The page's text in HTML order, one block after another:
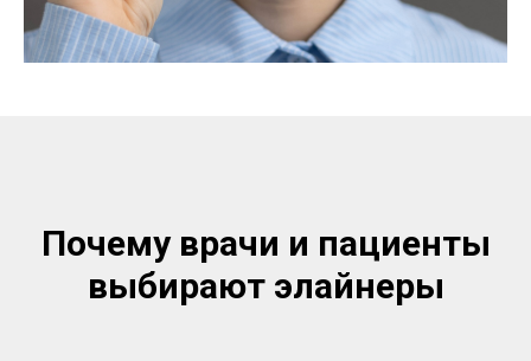
Почему врачи и пациенты
выбирают элайнеры